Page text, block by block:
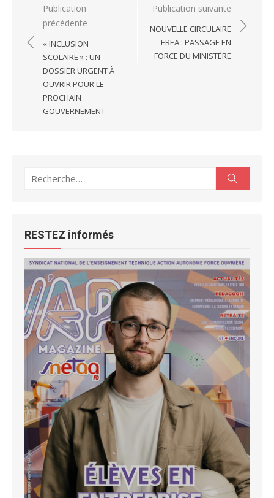
Navigation
l’article
Publication
précédente
« INCLUSION
SCOLAIRE » : UN
DOSSIER URGENT À
OUVRIR POUR LE
PROCHAIN
GOUVERNEMENT
Publication suivante
NOUVELLE CIRCULAIRE
EREA : PASSAGE EN
FORCE DU MINISTÈRE
Recherche
RESTEZ informés